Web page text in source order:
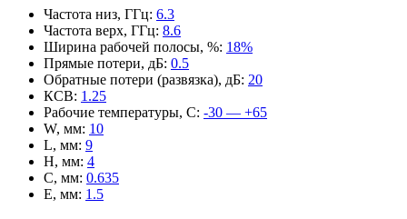
Частота низ, ГГц: 6.3
Частота верх, ГГц: 8.6
Ширина рабочей полосы, %: 18%
Прямые потери, дБ: 0.5
Обратные потери (развязка), дБ: 20
КСВ: 1.25
Рабочие температуры, С: -30 — +65
W, мм: 10
L, мм: 9
H, мм: 4
C, мм: 0.635
E, мм: 1.5